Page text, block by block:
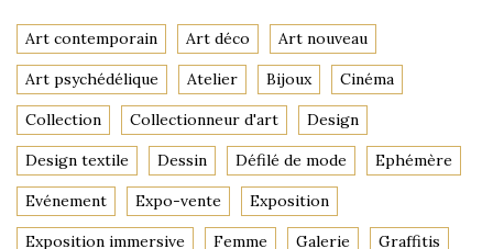
Art contemporain Art déco Art nouveau
Art psychédélique Atelier Bijoux Cinéma
Collection Collectionneur d'art Design
Design textile Dessin Défilé de mode Ephémère
Evénement Expo-vente Exposition
Exposition immersive Femme Galerie Graffitis